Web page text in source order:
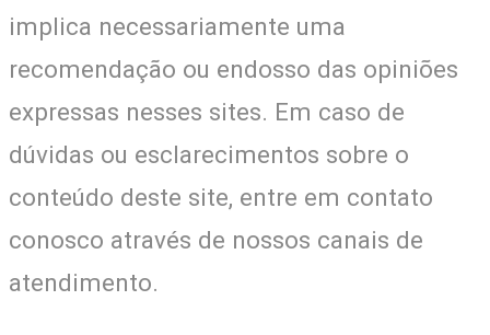
implica necessariamente uma
recomendação ou endosso das opiniões
expressas nesses sites. Em caso de
dúvidas ou esclarecimentos sobre o
conteúdo deste site, entre em contato
conosco através de nossos canais de
atendimento.